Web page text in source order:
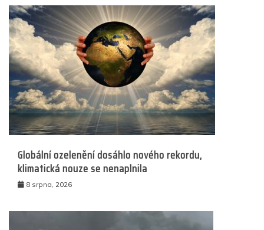
Globální ozelenění dosáhlo nového rekordu,
klimatická nouze se nenaplnila
8 srpna, 2026